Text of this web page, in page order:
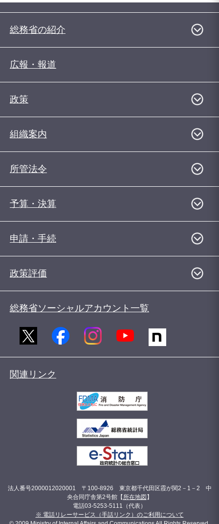
総務省の紹介
広報・報道
政策
組織案内
所管法令
予算・決算
申請・手続
政策評価
総務省ソーシャルアカウント一覧
関連リンク
法人番号2000012020001 〒100-8926 東京都千代田区霞が関2－1－2 中
央合同庁舎第2号館【 所在地図 】
電話03-5253-5111（代表）
※ 電話リレーサービス（手話リンク）のご利用について